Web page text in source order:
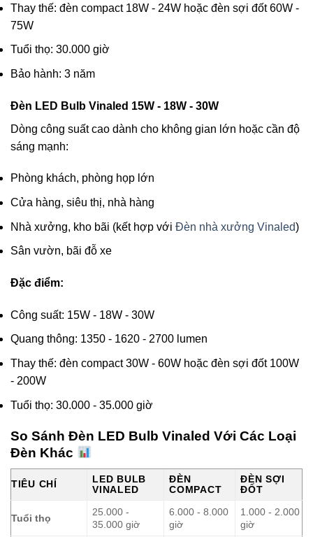
Thay thế: đèn compact 18W - 24W hoặc đèn sợi đốt 60W -
75W
Tuổi thọ: 30.000 giờ
Bảo hành: 3 năm
Đèn LED Bulb Vinaled 15W - 18W - 30W
Dòng công suất cao dành cho không gian lớn hoặc cần độ
sáng mạnh:
Phòng khách, phòng họp lớn
Cửa hàng, siêu thị, nhà hàng
Nhà xưởng, kho bãi (kết hợp với Đèn nhà xưởng Vinaled)
Sân vườn, bãi đỗ xe
Đặc điểm:
Công suất: 15W - 18W - 30W
Quang thông: 1350 - 1620 - 2700 lumen
Thay thế: đèn compact 30W - 60W hoặc đèn sợi đốt 100W
- 200W
Tuổi thọ: 30.000 - 35.000 giờ
So Sánh Đèn LED Bulb Vinaled Với Các Loại
Đèn Khác
TIÊU CHÍ
LED BULB
VINALED
ĐÈN
COMPACT
ĐÈN SỢI
ĐỐT
Tuổi thọ
25.000 -
35.000 giờ
6.000 - 8.000
giờ
1.000 - 2.000
giờ